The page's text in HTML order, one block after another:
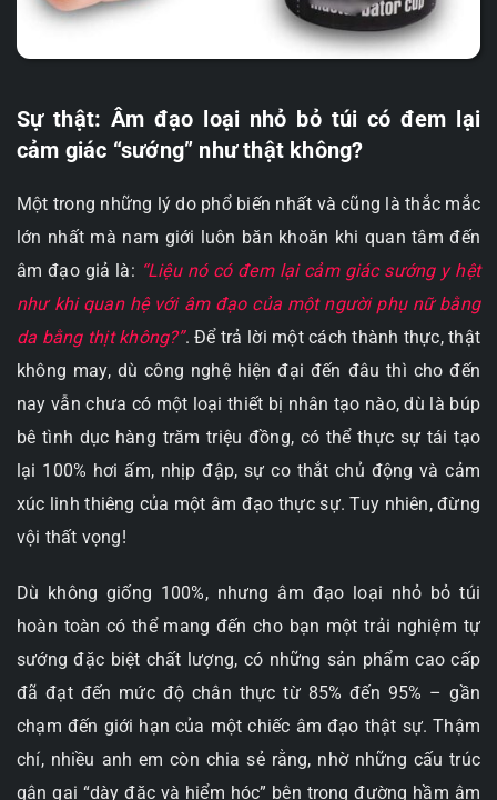
Sự thật: Âm đạo loại nhỏ bỏ túi có đem lại
cảm giác “sướng” như thật không?
Một trong những lý do phổ biến nhất và cũng là thắc mắc
lớn nhất mà nam giới luôn băn khoăn khi quan tâm đến
âm đạo giả là: “Liệu nó có đem lại cảm giác sướng y hệt
như khi quan hệ với âm đạo của một người phụ nữ bằng
da bằng thịt không?”. Để trả lời một cách thành thực, thật
không may, dù công nghệ hiện đại đến đâu thì cho đến
nay vẫn chưa có một loại thiết bị nhân tạo nào, dù là búp
bê tình dục hàng trăm triệu đồng, có thể thực sự tái tạo
lại 100% hơi ấm, nhịp đập, sự co thắt chủ động và cảm
xúc linh thiêng của một âm đạo thực sự. Tuy nhiên, đừng
vội thất vọng!
Dù không giống 100%, nhưng âm đạo loại nhỏ bỏ túi
hoàn toàn có thể mang đến cho bạn một trải nghiệm tự
sướng đặc biệt chất lượng, có những sản phẩm cao cấp
đã đạt đến mức độ chân thực từ 85% đến 95% – gần
chạm đến giới hạn của một chiếc âm đạo thật sự. Thậm
chí, nhiều anh em còn chia sẻ rằng, nhờ những cấu trúc
gân gai “dày đặc và hiểm hóc” bên trong đường hầm âm